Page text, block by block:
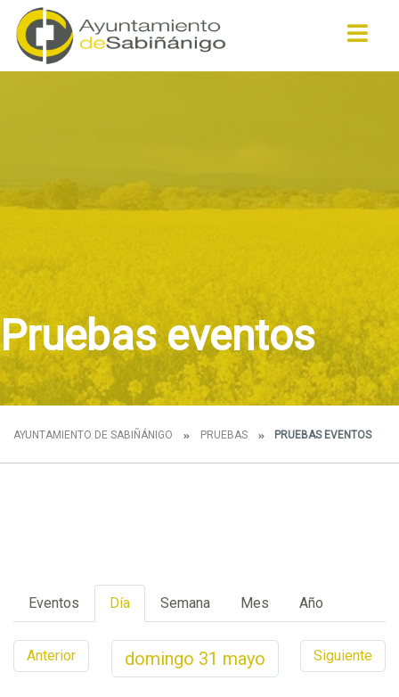
Pruebas eventos
AYUNTAMIENTO DE SABIÑÁNIGO PRUEBAS PRUEBAS EVENTOS
Eventos Día Semana Mes Año
Anterior domingo 31 mayo Siguiente